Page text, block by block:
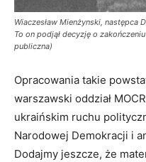
Wiaczesław Mienżynski, następca
To on podjął decyzję o
publiczna)
Opracowania takie
warszawski oddział
ukraińskim ruchu
Narodowej Demokracji i
Dodajmy jeszcze, że